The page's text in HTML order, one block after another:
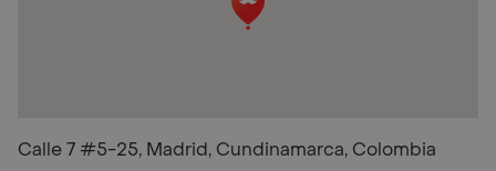
Calle 7 #5-25, Madrid, Cundinamarca, Colombia